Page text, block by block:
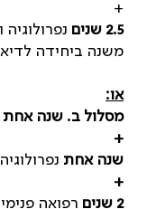
+
2.5 שנים נפרולוגיה
משנה ביחידה
או:
מסלול ב. שנה אחת
+
שנה אחת
+
2 שנים
רפואה